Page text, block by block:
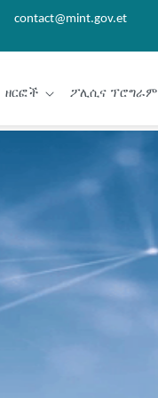
contact@mint.gov.et
ዘርፎች ፖሊሲና ፕሮግራም